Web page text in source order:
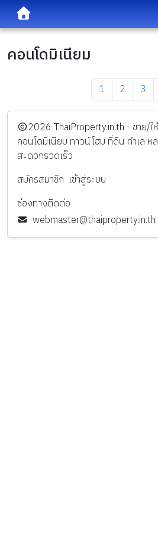
คอนโดมิเนียม
1 2 3
️2026 ThaiProperty.in.th - ขาย/ใ
คอนโดมิเนียม ทาวน์โฮม ที่ดิน ทำเล ห
สะดวกรวดเร็ว
สมัครสมาชิก เข้าสู่ระบบ
ช่องทางติดต่อ
webmaster@thaiproperty.in.th